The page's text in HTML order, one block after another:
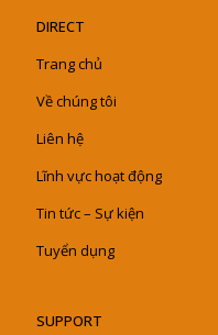
DIRECT
Trang chủ
Về chúng tôi
Liên hệ
Lĩnh vực hoạt động
Tin tức – Sự kiện
Tuyển dụng
SUPPORT